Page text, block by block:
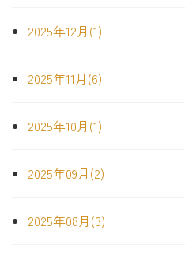
2025年12月(1)
2025年11月(6)
2025年10月(1)
2025年09月(2)
2025年08月(3)